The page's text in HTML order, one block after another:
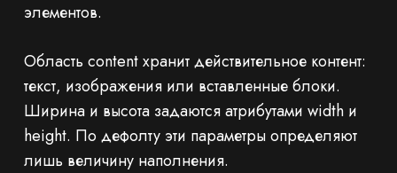
элементов.
Область content хранит действительное контент:
текст, изображения или вставленные блоки.
Ширина и высота задаются атрибутами width и
height. По дефолту эти параметры определяют
лишь величину наполнения.